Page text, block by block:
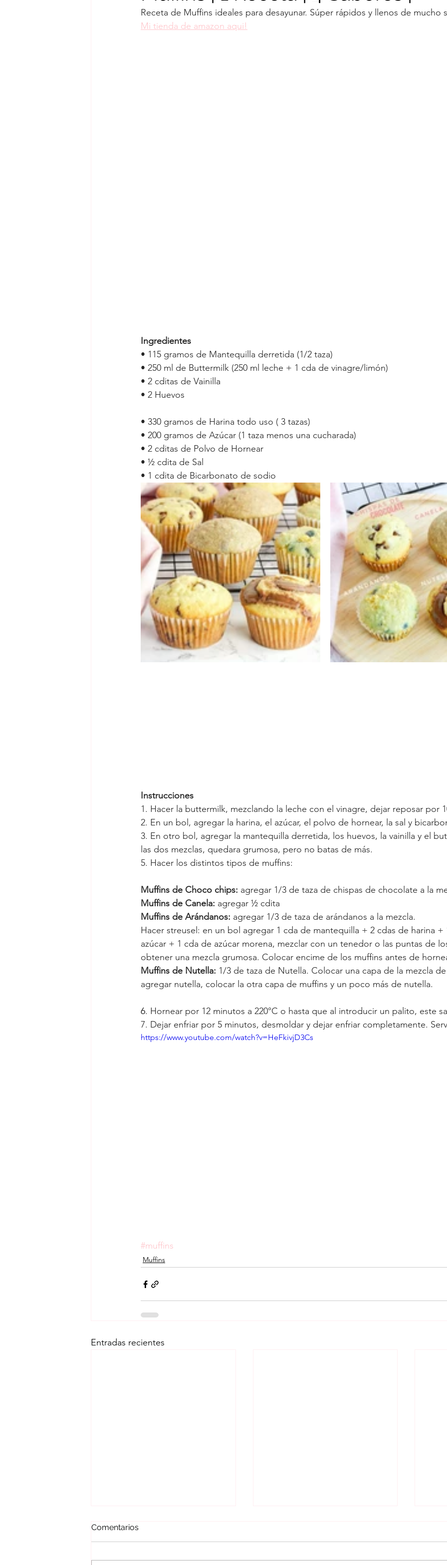
Mermeladas Muffins Navidad Panes Panqueca Pie Postre
Receta de Muffins ideales para desayunar. Súper rápidos y llenos de mucho
Mi tienda de amazon aqui!
Ingredientes
• 115 gramos de Mantequilla derretida (1/2 taza)
• 250 ml de Buttermilk (250 ml leche + 1 cda de vinagre/limón)
• 2 cditas de Vainilla
• 2 Huevos
• 330 gramos de Harina todo uso ( 3 tazas)
• 200 gramos de Azúcar (1 taza menos una cucharada)
• 2 cditas de Polvo de Hornear
• ½ cdita de Sal
• 1 cdita de Bicarbonato de sodio
Instrucciones
1. Hacer la buttermilk, mezclando la leche con el vinagre, dejar reposar por
2. En un bol, agregar la harina, el azúcar, el polvo de hornear, la sal y
3. En otro bol, agregar la mantequilla derretida, los huevos, la vainilla y el
las dos mezclas, quedara grumosa, pero no batas de más.
5. Hacer los distintos tipos de muffins:
Muffins de Choco chips: agregar 1/3 de taza de chispas de chocolate a la
Muffins de Canela: agregar ½ cdita
Muffins de Arándanos: agregar 1/3 de taza de arándanos a la mezcla.
Hacer streusel: en un bol agregar 1 cda de mantequilla + 2 cdas de harina +
azúcar + 1 cda de azúcar morena, mezclar con un tenedor o las puntas de
obtener una mezcla grumosa. Colocar encime de los muffins antes de
Muffins de Nutella: 1/3 de taza de Nutella. Colocar una capa de la mezcla
agregar nutella, colocar la otra capa de muffins y un poco más de nutella.
6. Hornear por 12 minutos a 220°C o hasta que al introducir un palito, este
7. Dejar enfriar por 5 minutos, desmoldar y dejar enfriar completamente.
https://www.youtube.com/watch?v=HeFkivjD3Cs
#muffins
Muffins
Entradas recientes
Comentarios